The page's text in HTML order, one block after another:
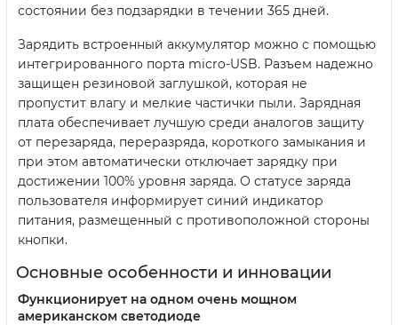
состоянии без подзарядки в течении 365 дней.
Зарядить встроенный аккумулятор можно с помощью
интегрированного порта micro-USB. Разъем надежно
защищен резиновой заглушкой, которая не
пропустит влагу и мелкие частички пыли. Зарядная
плата обеспечивает лучшую среди аналогов защиту
от перезаряда, переразряда, короткого замыкания и
при этом автоматически отключает зарядку при
достижении 100% уровня заряда. О статусе заряда
пользователя информирует синий индикатор
питания, размещенный с противоположной стороны
кнопки.
Основные особенности и инновации
Функционирует на одном очень мощном
американском светодиоде